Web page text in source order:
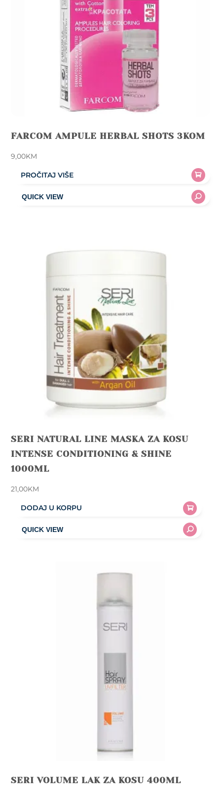
FARCOM AMPULE HERBAL SHOTS 3KOM
9,00KM
PROČITAJ VIŠE
SERI NATURAL LINE MASKA ZA KOSU
INTENSE CONDITIONING & SHINE
1000ML
21,00KM
DODAJ U KORPU
SERI VOLUME LAK ZA KOSU 400ML